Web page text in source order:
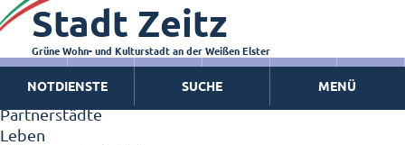
Zeitz - Die Kleinstadt
Willkommen in Zeitz!
Interview mit Oberbürgermeister Christian Thieme
Zeitz - Stadt der Zukunft
Ortschaften
Partnerstädte
Leben
Stadt Zeitz
Grüne Wohn- und Kulturstadt an der Weißen Elster
NOTDIENSTE SUCHE MENÜ